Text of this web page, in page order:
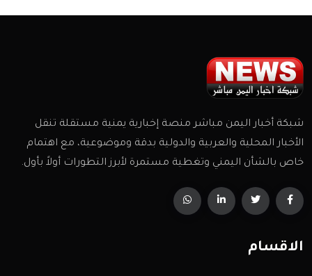
شبكة أخبار اليمن مباشر منصة إخبارية يمنية مستقلة تنقل
الأخبار المحلية والعربية والدولية بدقة وموضوعية، مع اهتمام
خاص بالشأن اليمني وتغطية مستمرة لأبرز التطورات أولاً بأول.
الاقسام